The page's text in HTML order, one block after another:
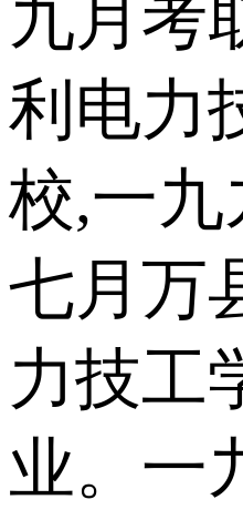
九月考
利电力
校,一九
七月万
力技工
业。一